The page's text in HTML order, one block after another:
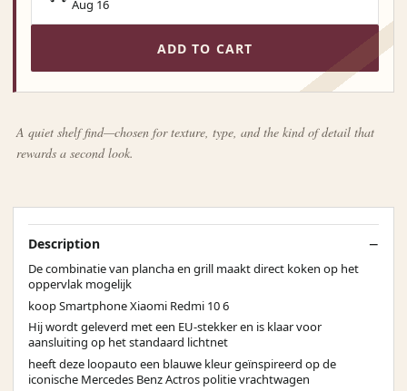
Aug 16
ADD TO CART
A quiet shelf find—chosen for texture, type, and the kind of detail that
rewards a second look.
Description
De combinatie van plancha en grill maakt direct koken op het
oppervlak mogelijk
koop Smartphone Xiaomi Redmi 10 6
Hij wordt geleverd met een EU‑stekker en is klaar voor
aansluiting op het standaard lichtnet
heeft deze loopauto een blauwe kleur geïnspireerd op de
iconische Mercedes Benz Actros politie vrachtwagen